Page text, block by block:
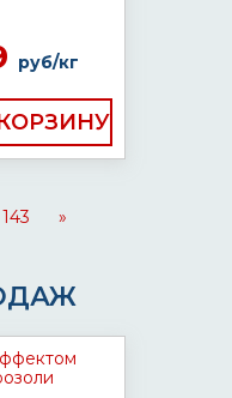
руб/кг
143 »